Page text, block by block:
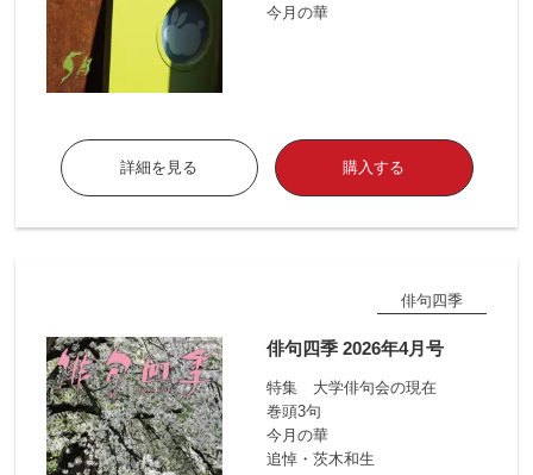
今月の華
詳細を見る 購入する
俳句四季
俳句四季 2026年4月号
特集 大学俳句会の現在
巻頭3句
今月の華
追悼・茨木和生